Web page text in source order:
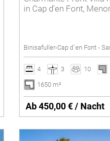
Klimaanlage
Privater Pool
Rollstuhlgerechte
Tennisplatz
Umzäunter Pool
Villen mit Service
in Cap d'en Font,
Binisafuller-Cap d´en Font -
4 3 10
1650 m²
Ab 450,00 € / Nacht